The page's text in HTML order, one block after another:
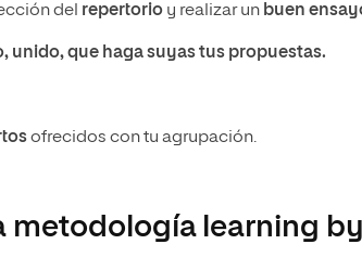
del repertorio y realizar un buen
unido, que haga suyas tus propuestas.
ofrecidos con tu agrupación.
metodología learning